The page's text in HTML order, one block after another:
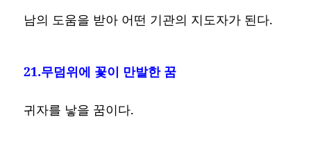
남의 도움을 받아 어떤 기관의 지도자가 된다.
21.무덤위에 꽃이 만발한 꿈
귀자를 낳을 꿈이다.